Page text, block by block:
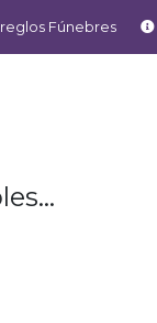
Fúnebres